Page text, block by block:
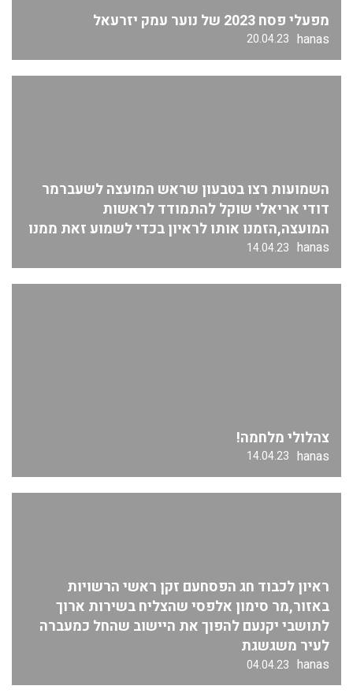
מפעלי פסח 2023 של נוער עמק יזרעאל
hanas
20.04.23
השמועות רצו בטבעון שראש המועצה לשעברמר
דודי אריאלי שוקל להתמודד לראשות
המועצה,הזמנו אותו לראיון בכדי לשמוע זאת ממנו
hanas
14.04.23
צהלולי מלחמה!
hanas
14.04.23
ראיון לכבוד חג הפסחעם זקן ראשי הרשויות
באזור,מר סימון אלפסי שהצליח בשירות ארוך
לתושבי יקנעם להפוך את היישוב שהחל כמעברה
לעיר משגשגת
hanas
04.04.23